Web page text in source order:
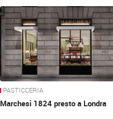
PASTICCERIA
Marchesi 1824 presto a Londra